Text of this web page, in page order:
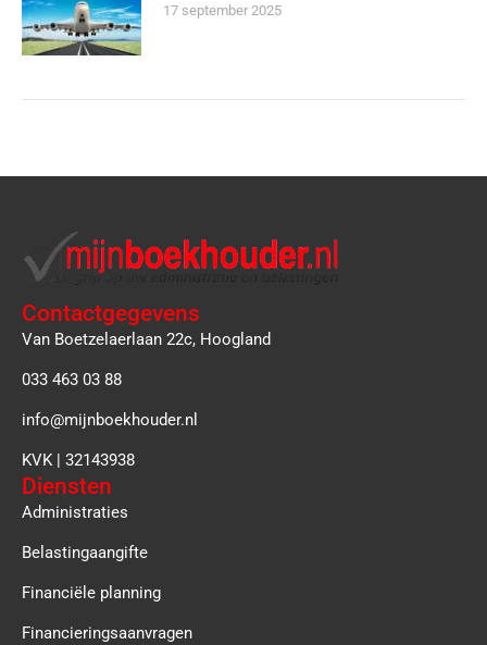
17 september 2025
Contactgegevens
Van Boetzelaerlaan 22c, Hoogland
033 463 03 88
info@mijnboekhouder.nl
KVK | 32143938
Diensten
Administraties
Belastingaangifte
Financiële planning
Financieringsaanvragen